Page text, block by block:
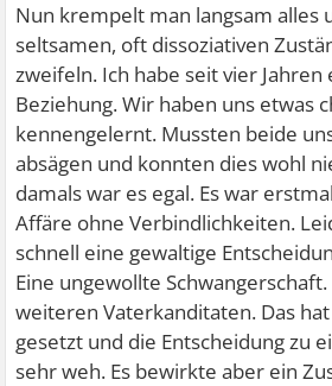
Nun krempelt man langsam alles
seltsamen, oft dissoziativen
zweifeln. Ich habe seit vier Jahren
Beziehung. Wir haben uns etwas
kennengelernt. Mussten beide
absägen und konnten dies wohl
damals war es egal. Es war
Affäre ohne Verbindlichkeiten.
schnell eine gewaltige
Eine ungewollte
weiteren Vaterkanditaten. Das
gesetzt und die Entscheidung zu
sehr weh. Es bewirkte aber ein